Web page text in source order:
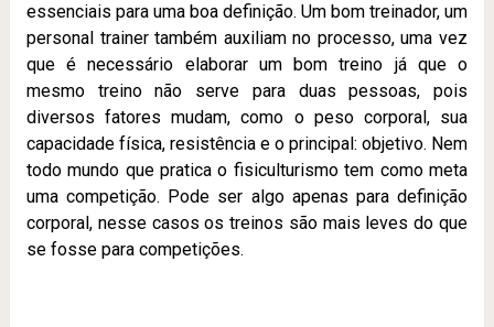
essenciais para uma boa definição. Um bom treinador, um
personal trainer também auxiliam no processo, uma vez
que é necessário elaborar um bom treino já que o
mesmo treino não serve para duas pessoas, pois
diversos fatores mudam, como o peso corporal, sua
capacidade física, resistência e o principal: objetivo. Nem
todo mundo que pratica o fisiculturismo tem como meta
uma competição. Pode ser algo apenas para definição
corporal, nesse casos os treinos são mais leves do que
se fosse para competições.